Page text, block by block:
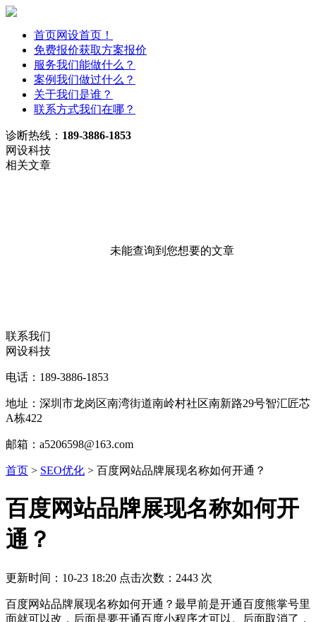
首页网设首页！
免费报价获取方案报价
服务我们能做什么？
案例我们做过什么？
关于我们是谁？
联系方式我们在哪？
诊断热线： 189-3886-1853
网设科技
相关文章
未能查询到您想要的文章
联系我们
网设科技
电话：189-3886-1853
地址：深圳市龙岗区南湾街道南岭村社区南新路29号智汇匠芯
A栋422
邮箱：a5206598@163.com
首页 > SEO优化 > 百度网站品牌展现名称如何开通？
百度网站品牌展现名称如何开
通？
更新时间：10-23 18:20 点击次数：2443 次
百度网站品牌展现名称如何开通？最早前是开通百度熊掌号里
面就可以改，后面是要开通百度小程序才可以。后面取消了，